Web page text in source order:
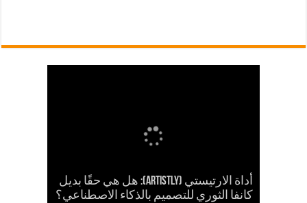
أداة الارتيستي (Artistly): هل هي حقًا بديل
كانفا الثوري للتصميم بالذكاء الاصطناعي؟
الذكاء الاصطناعي في الكي دي بي
للذكاء الاصطناعي في تصميمات KDP
والمزيد